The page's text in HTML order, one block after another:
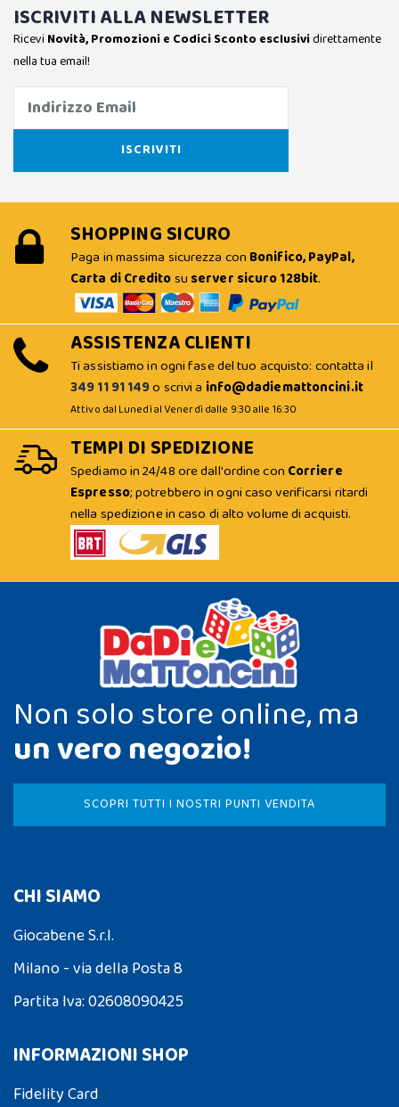
ISCRIVITI ALLA NEWSLETTER
Ricevi Novità, Promozioni e Codici Sconto esclusividirettamente
nella tua email!
SHOPPING SICURO
Paga in massima sicurezza con Bonifico, PayPal,
Carta di Creditosu server sicuro 128bit.
ASSISTENZA CLIENTI
Ti assistiamo in ogni fase del tuo acquisto: contatta il
349 11 91 149o scrivi a info@dadiemattoncini.it
Attivo dal Lunedì al Venerdì dalle 9:30 alle 16:30
TEMPI DI SPEDIZIONE
Spediamo in 24/48 ore dall'ordine con Corriere
Espresso; potrebbero in ogni caso verificarsi ritardi
nella spedizione in caso di alto volume di acquisti.
Non solo store online, ma
un vero negozio!
SCOPRI TUTTI I NOSTRI PUNTI VENDITA
CHI SIAMO
Giocabene S.r.l.
Milano - via della Posta 8
Partita Iva: 02608090425
INFORMAZIONI SHOP
Fidelity Card